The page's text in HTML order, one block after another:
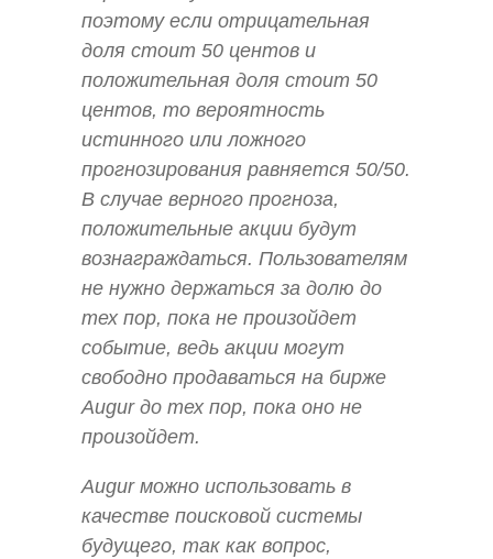
поэтому если отрицательная
доля стоит 50 центов и
положительная доля стоит 50
центов, то вероятность
истинного или ложного
прогнозирования равняется 50/50.
В случае верного прогноза,
положительные акции будут
вознаграждаться. Пользователям
не нужно держаться за долю до
тех пор, пока не произойдет
событие, ведь акции могут
свободно продаваться на бирже
Augur до тех пор, пока оно не
произойдет.
Augur можно использовать в
качестве поисковой системы
будущего, так как вопрос,